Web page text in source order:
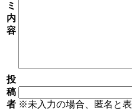
ミ
内
容
投
稿
者 ※未入力の場合、匿名と表